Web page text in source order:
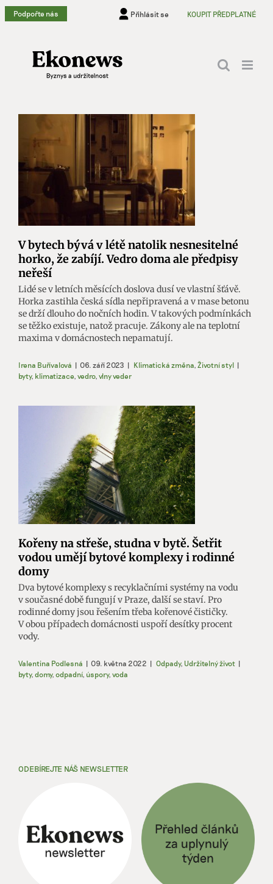
Přeskočit
na
Podpořte nás Přihlásit se KOUPIT PŘEDPLATNÉ
V bytech bývá v létě natolik nesnesitelné
horko, že zabíjí. Vedro doma ale předpisy
neřeší
Lidé se v letních měsících doslova dusí ve vlastní šťávě.
Horka zastihla česká sídla nepřipravená a v mase betonu
se drží dlouho do nočních hodin. V takových podmínkách
se těžko existuje, natož pracuje. Zákony ale na teplotní
maxima v domácnostech nepamatují.
Irena Buřívalová | 06. září 2023 | Klimatická změna, Životní styl |
byty, klimatizace, vedro, vlny veder
Kořeny na střeše, studna v bytě. Šetřit
vodou umějí bytové komplexy i rodinné
domy
Dva bytové komplexy s recyklačními systémy na vodu
v současné době fungují v Praze, další se staví. Pro
rodinné domy jsou řešením třeba kořenové čističky.
V obou případech domácnosti uspoří desítky procent
vody.
Valentina Podlesná | 09. května 2022 | Odpady, Udržitelný život |
byty, domy, odpadní, úspory, voda
ODEBÍREJTE NÁŠ NEWSLETTER